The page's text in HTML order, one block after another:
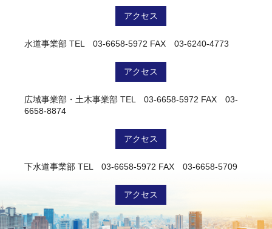
アクセス
水道事業部 TEL 03-6658-5972 FAX 03-6240-4773
アクセス
広域事業部・土木事業部 TEL 03-6658-5972 FAX 03-
6658-8874
アクセス
下水道事業部 TEL 03-6658-5972 FAX 03-6658-5709
アクセス